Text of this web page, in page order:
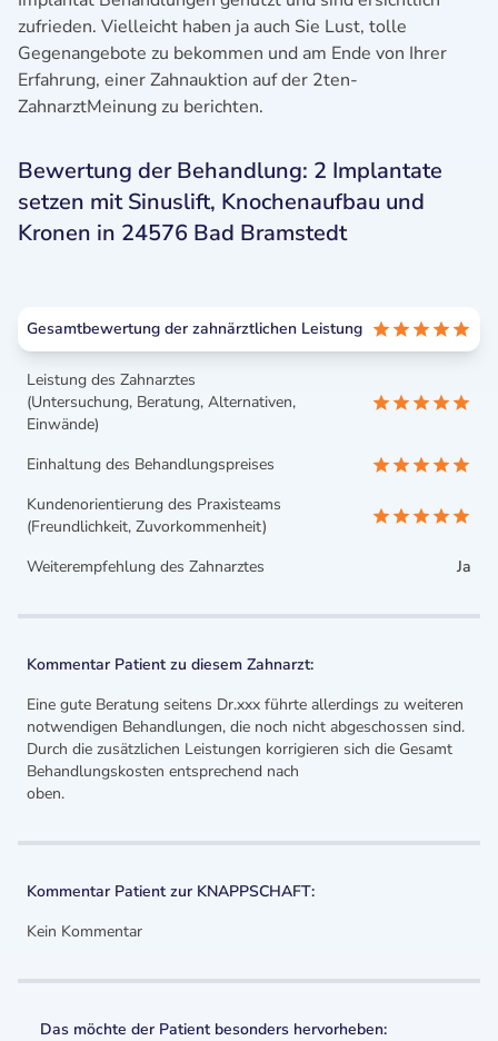
zufrieden. Vielleicht haben ja auch Sie Lust, tolle
Gegenangebote zu bekommen und am Ende von Ihrer
Erfahrung, einer Zahnauktion auf der 2ten-
ZahnarztMeinung zu berichten.
Bewertung der Behandlung: 2 Implantate
setzen mit Sinuslift, Knochenaufbau und
Kronen in 24576 Bad Bramstedt
Gesamtbewertung der zahnärztlichen Leistung
Leistung des Zahnarztes
(Untersuchung, Beratung, Alternativen,
Einwände)
Einhaltung des Behandlungspreises
Kundenorientierung des Praxisteams
(Freundlichkeit, Zuvorkommenheit)
Weiterempfehlung des Zahnarztes
Ja
Kommentar Patient zu diesem Zahnarzt:
Eine gute Beratung seitens Dr.xxx führte allerdings zu weiteren
notwendigen Behandlungen, die noch nicht abgeschossen sind.
Durch die zusätzlichen Leistungen korrigieren sich die Gesamt
Behandlungskosten entsprechend nach
oben.
Kommentar Patient zur KNAPPSCHAFT:
Kein Kommentar
Das möchte der Patient besonders hervorheben: